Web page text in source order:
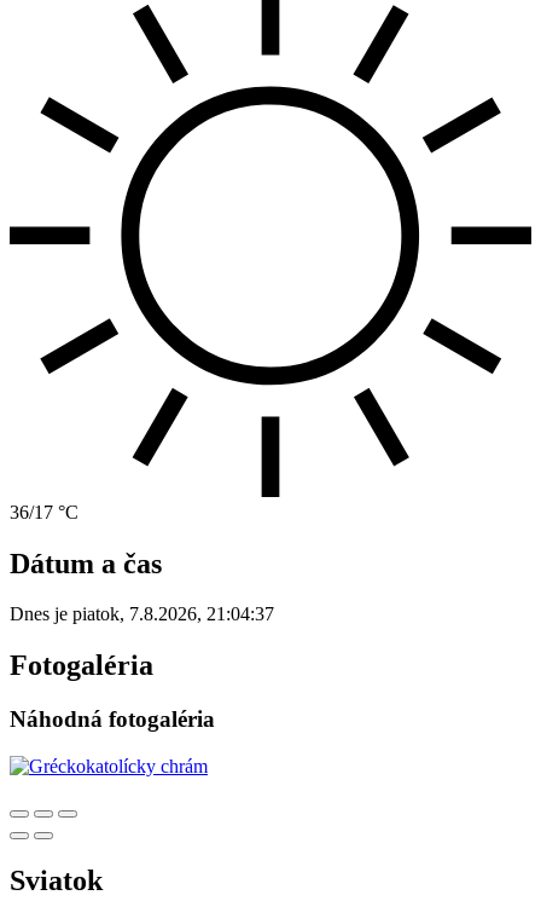
36/17 °C
Dátum a čas
Dnes je piatok, 7.8.2026, 21:04:37
Fotogaléria
Náhodná fotogaléria
Sviatok